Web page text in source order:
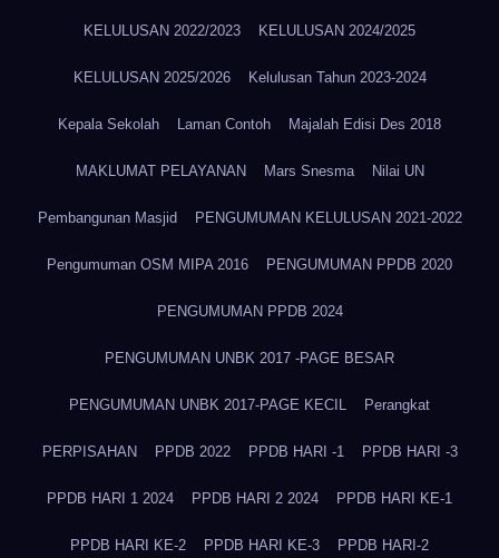
KELULUSAN 2022/2023 KELULUSAN 2024/2025
KELULUSAN 2025/2026 Kelulusan Tahun 2023-2024
Kepala Sekolah Laman Contoh Majalah Edisi Des 2018
MAKLUMAT PELAYANAN Mars Snesma Nilai UN
Pembangunan Masjid PENGUMUMAN KELULUSAN 2021-2022
Pengumuman OSM MIPA 2016 PENGUMUMAN PPDB 2020
PENGUMUMAN PPDB 2024
PENGUMUMAN UNBK 2017 -PAGE BESAR
PENGUMUMAN UNBK 2017-PAGE KECIL Perangkat
PERPISAHAN PPDB 2022 PPDB HARI -1 PPDB HARI -3
PPDB HARI 1 2024 PPDB HARI 2 2024 PPDB HARI KE-1
PPDB HARI KE-2 PPDB HARI KE-3 PPDB HARI-2